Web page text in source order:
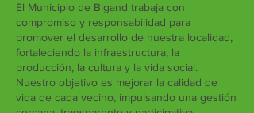
El Municipio de Bigand trabaja con
compromiso y responsabilidad para
promover el desarrollo de nuestra localidad,
fortaleciendo la infraestructura, la
producción, la cultura y la vida social.
Nuestro objetivo es mejorar la calidad de
vida de cada vecino, impulsando una gestión